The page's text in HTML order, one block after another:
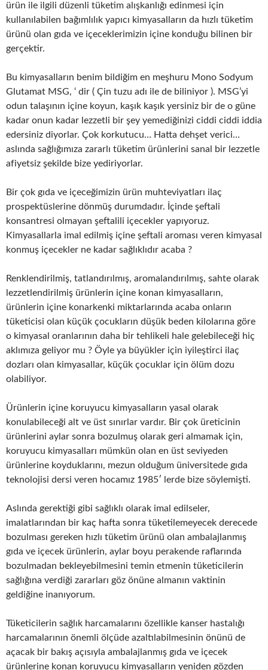
ürün ile ilgili düzenli tüketim alışkanlığı edinmesi için
kullanılabilen bağımlılık yapıcı kimyasalların da hızlı tüketim
ürünü olan gıda ve içeceklerimizin içine konduğu bilinen bir
gerçektir.
Bu kimyasalların benim bildiğim en meşhuru Mono Sodyum
Glutamat MSG, ‘ dir ( Çin tuzu adı ile de biliniyor ). MSG’yi
odun talaşının içine koyun, kaşık kaşık yersiniz bir de o güne
kadar onun kadar lezzetli bir şey yemediğinizi ciddi ciddi iddia
edersiniz diyorlar. Çok korkutucu… Hatta dehşet verici…
aslında sağlığımıza zararlı tüketim ürünlerini sanal bir lezzetle
afiyetsiz şekilde bize yediriyorlar.
Bir çok gıda ve içeceğimizin ürün muhteviyatları ilaç
prospektüslerine dönmüş durumdadır. İçinde şeftali
konsantresi olmayan şeftalili içecekler yapıyoruz.
Kimyasallarla imal edilmiş içine şeftali aroması veren kimyasal
konmuş içecekler ne kadar sağlıklıdır acaba ?
Renklendirilmiş, tatlandırılmış, aromalandırılmış, sahte olarak
lezzetlendirilmiş ürünlerin içine konan kimyasalların,
ürünlerin içine konarkenki miktarlarında acaba onların
tüketicisi olan küçük çocukların düşük beden kilolarına göre
o kimyasal oranlarının daha bir tehlikeli hale gelebileceği hiç
aklımıza geliyor mu ? Öyle ya büyükler için iyileştirci ilaç
dozları olan kimyasallar, küçük çocuklar için ölüm dozu
olabiliyor.
Ürünlerin içine koruyucu kimyasalların yasal olarak
konulabileceği alt ve üst sınırlar vardır. Bir çok üreticinin
ürünlerini aylar sonra bozulmuş olarak geri almamak için,
koruyucu kimyasalları mümkün olan en üst seviyeden
ürünlerine koyduklarını, mezun olduğum üniversitede gıda
teknolojisi dersi veren hocamız 1985′ lerde bize söylemişti.
Aslında gerektiği gibi sağlıklı olarak imal edilseler,
imalatlarından bir kaç hafta sonra tüketilemeyecek derecede
bozulması gereken hızlı tüketim ürünü olan ambalajlanmış
gıda ve içecek ürünlerin, aylar boyu perakende raflarında
bozulmadan bekleyebilmesini temin etmenin tüketicilerin
sağlığına verdiği zararları göz önüne almanın vaktinin
geldiğine inanıyorum.
Tüketicilerin sağlık harcamalarını özellikle kanser hastalığı
harcamalarının önemli ölçüde azaltılabilmesinin önünü de
açacak bir bakış açısıyla ambalajlanmış gıda ve içecek
ürünlerine konan koruyucu kimyasalların yeniden gözden